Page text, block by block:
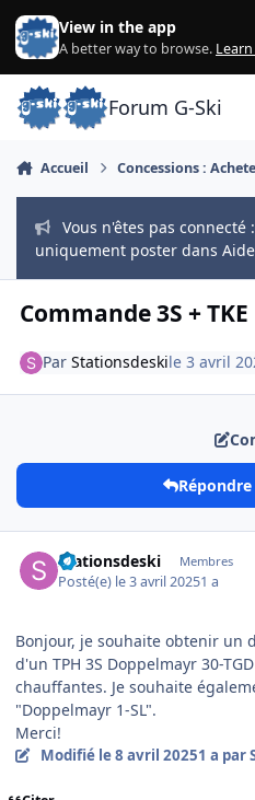
Aller au contenu
View in the app
A better way to browse.
Forum G-Ski
Accueil Concessions :
Vous n'êtes pas connecté
uniquement poster dans
Commande 3S + TKE
ParStationsdeskile 3 avril
Stationsdeski Membres
Posté(e) le 3 avril 20251 a
Bonjour, je souhaite obtenir un
d'un TPH 3S Doppelmayr 30-
chauffantes. Je souhaite
"Doppelmayr 1-SL".
Merci!
Modifié le 8 avril 20251 a par